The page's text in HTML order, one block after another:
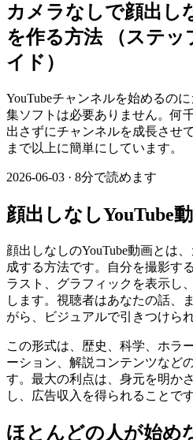
カメラなしで顔出し
を作る方法
（ステ
イド）
YouTubeチャンネルを始めるの
集ソフトは必要ありません。何
出さずにチャンネルを成長させ
まで以上に簡単にしています。
2026-06-03 · 8分で読めます
顔出しなしYouTube
顔出しなしのYouTube動画とは
成する方法です。自分を撮影す
ラスト、グラフィックを表示し
します。視聴者はあなたの話、
がら、ビジュアルで引きつけられ
この形式は、歴史、科学、ホラ
ーション、解説コンテンツなど
す。最大の利点は、身元を明か
し、広告収入を得られることです
ほとんどの人が始め